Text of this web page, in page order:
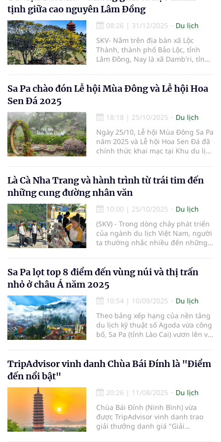
tịnh giữa cao nguyên Lâm Đồng
08:26 | 31/12/2025
Du lịch
SKV- Nằm trên địa bàn xã Lộc
Thành, thành phố Bảo Lộc, tỉnh
Lâm Đồng, Nay là xã Damb'ri, tỉnh
tiếng của khu vực Tây Nguyên. Với
không gian thanh tịnh, cảnh quan
tu học nghiêm mật, tu viện từ lâu
đã trở thành điểm tựa tâm linh cho
tăng ni, Phật tử cũng như điểm
đến tìm về sự an yên của nhiều du
khách. Và cứ mỗi độ xuân về thì
đến thu hút đông đảo du khách
nhờ sắc vàng rực rỡ của hoa
Sa Pa chào đón Lễ hội Mùa Đông và Lễ hội Hoa
Sen Đá 2025
18:18 | 25/10/2025
Du lịch
Ngày 25/10, Lễ hội Mùa Đông Sa Pa
năm 2025 và Lễ hội Hoa Sen Đá đã
chính thức khai mạc tại Khu du lịch
Là Cà Nha Trang và hành trình từ trái tim đến
những cung đường nhân văn
10:00 | 25/10/2025
Du lịch
(SKV) - Trong dòng chảy phát triển
của ngành du lịch Việt Nam, người
ta thường nhắc nhiều đến những
ty lữ hành Là Cà Nha Trang, chúng
tôi quan niệm rằng linh hồn của
mỗi chuyến đi không nằm ở cảnh
sắc, mà nằm ở sự kết nối giữa
những con người. Ngay từ những
ngày đầu thành lập, chúng tôi đã
chọn xây dựng văn hóa doanh
nghiệp dựa trên nền tảng của
kim chỉ nam cho mọi hoạt động
Sa Pa lọt top 8 điểm đến vùng núi và thị trấn
nhỏ ở châu Á năm 2025
10:54 | 10/09/2025
Du lịch
Theo bảng xếp hạng của nền tảng
du lịch kỹ thuật số Agoda vừa công
bố, Sa Pa (tỉnh Lào Cai) vươn lên vị
ở châu Á năm 2025".
TripAdvisor vinh danh Chùa Bái Đính là "Điểm
đến nổi bật"
20:26 | 11/08/2025
Du lịch
Chùa Bái Đính (Ninh Bình) vừa
được TripAdvisor vinh danh trao
giải thưởng danh giá "Giải